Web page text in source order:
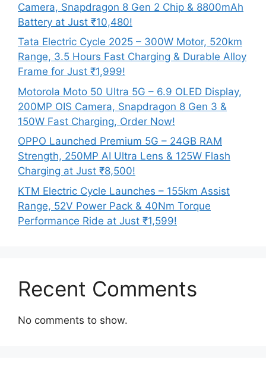
Camera, Snapdragon 8 Gen 2 Chip & 8800mAh
Battery at Just ₹10,480!
Tata Electric Cycle 2025 – 300W Motor, 520km
Range, 3.5 Hours Fast Charging & Durable Alloy
Frame for Just ₹1,999!
Motorola Moto 50 Ultra 5G – 6.9 OLED Display,
200MP OIS Camera, Snapdragon 8 Gen 3 &
150W Fast Charging, Order Now!
OPPO Launched Premium 5G – 24GB RAM
Strength, 250MP AI Ultra Lens & 125W Flash
Charging at Just ₹8,500!
KTM Electric Cycle Launches – 155km Assist
Range, 52V Power Pack & 40Nm Torque
Performance Ride at Just ₹1,599!
Recent Comments
No comments to show.